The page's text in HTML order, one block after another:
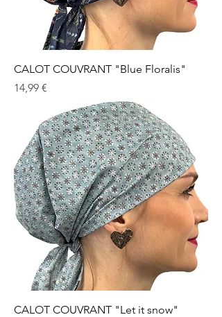
CALOT COUVRANT "Blue Floralis"
Prix
14,99 €
CALOT COUVRANT "Let it snow"